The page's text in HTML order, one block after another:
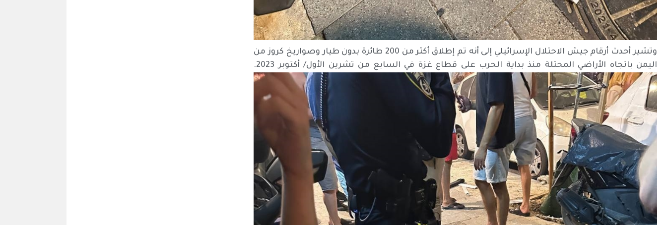
وتشير أحدث أرقام جيش الاحتلال الإسرائيلي إلى أنه تم إطلاق أكثر من 200 طائرة بدون طيار وصواريخ كروز من
اليمن باتجاه الأراضي المحتلة منذ بداية الحرب على قطاع غزة في السابع من تشرين الأول/ أكتوبر 2023.